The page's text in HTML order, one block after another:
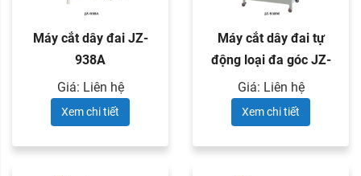
Máy cắt dây đai JZ-
938A
Giá: Liên hệ
Xem chi tiết
Máy cắt dây đai tự
động loại đa góc JZ-
938M
Giá: Liên hệ
Xem chi tiết